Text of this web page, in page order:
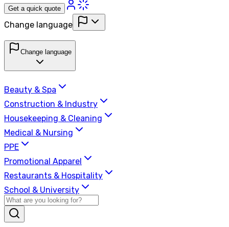
Get a quick quote
Change language
Change language
Beauty & Spa
Construction & Industry
Housekeeping & Cleaning
Medical & Nursing
PPE
Promotional Apparel
Restaurants & Hospitality
School & University